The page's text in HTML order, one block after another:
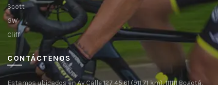
Scott
GW
Cliff
CONTÁCTENOS
Estamos ubicados en Av Calle 127 45 61 (911,71 km), 111111 Bogotá,